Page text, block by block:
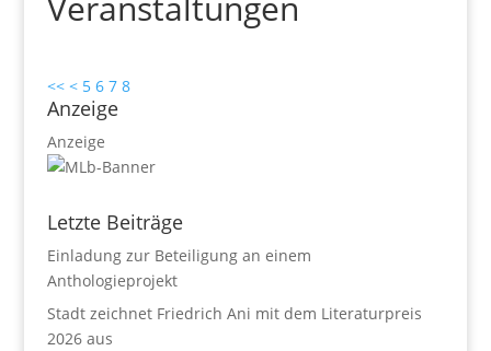
<< < 5 6 7 8
Anzeige
Anzeige
Letzte Beiträge
Einladung zur Beteiligung an einem
Anthologieprojekt
Stadt zeichnet Friedrich Ani mit dem Literaturpreis
2026 aus